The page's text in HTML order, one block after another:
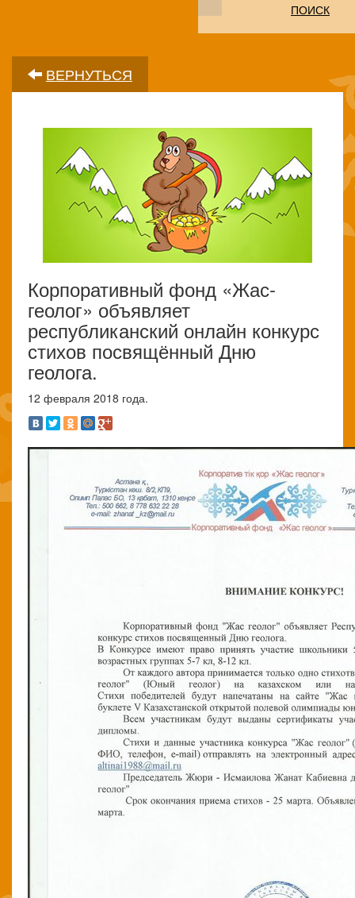
ПОИСК
ВЕРНУТЬСЯ
Корпоративный фонд «Жас-
геолог» объявляет
республиканский онлайн конкурс
стихов посвящённый Дню
геолога.
12 февраля 2018 года.